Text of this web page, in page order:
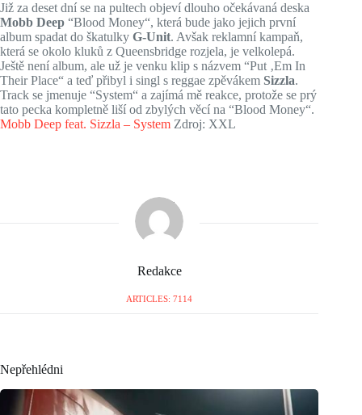
Již za deset dní se na pultech objeví dlouho očekávaná deska
Mobb Deep “Blood Money“, která bude jako jejich první
album spadat do škatulky G-Unit. Avšak reklamní kampaň,
která se okolo kluků z Queensbridge rozjela, je velkolepá.
Ještě není album, ale už je venku klip s názvem “Put ‚Em In
Their Place“ a teď přibyl i singl s reggae zpěvákem Sizzla.
Track se jmenuje “System“ a zajímá mě reakce, protože se prý
tato pecka kompletně liší od zbylých věcí na “Blood Money“.
Mobb Deep feat. Sizzla – System Zdroj: XXL
Redakce
ARTICLES: 7114
Nepřehlédni